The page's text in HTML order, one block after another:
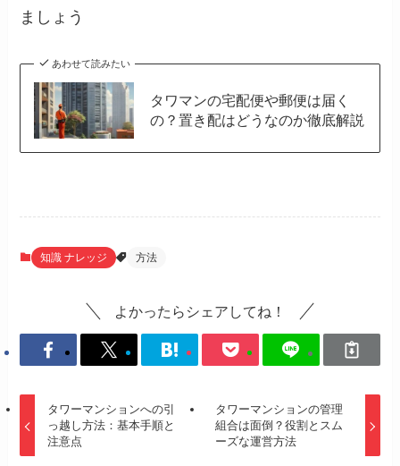
ましょう
あわせて読みたい
タワマンの宅配便や郵便は届く
の？置き配はどうなのか徹底解説
知識 ナレッジ 方法
よかったらシェアしてね！
タワーマンションへの引
っ越し方法：基本手順と
注意点
タワーマンションの管理
組合は面倒？役割とスム
ーズな運営方法